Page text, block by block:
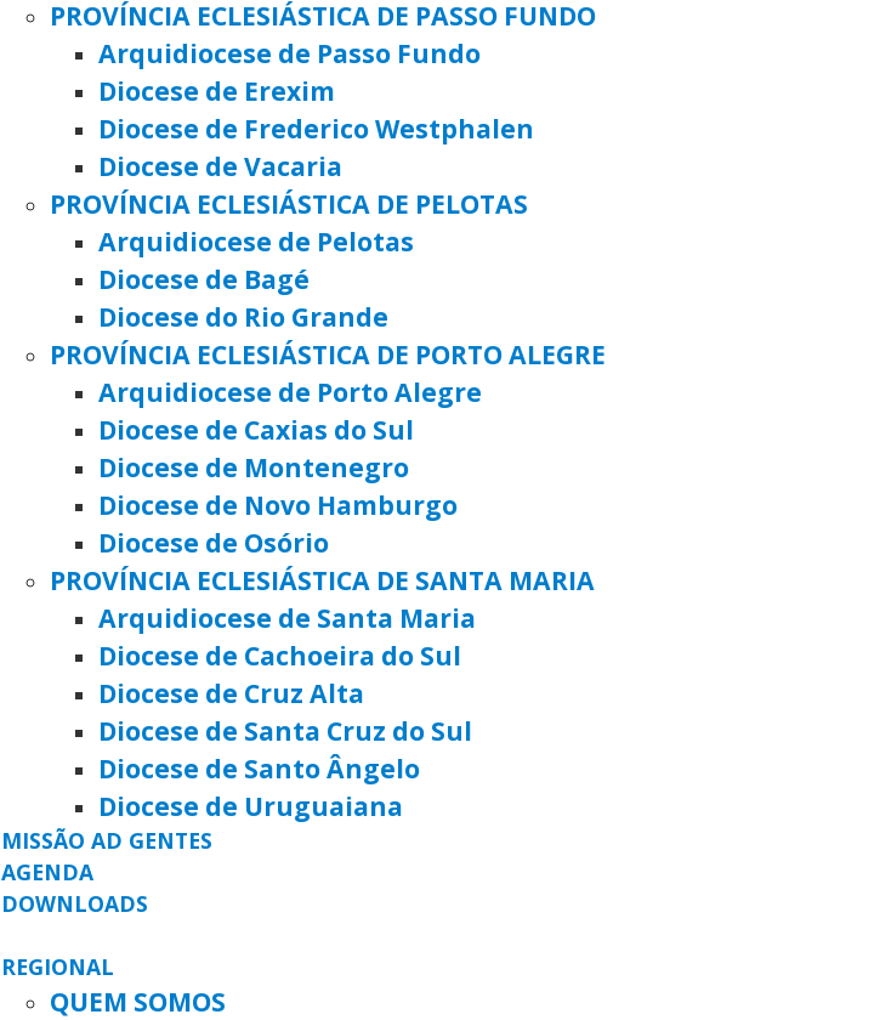
PROVÍNCIA ECLESIÁSTICA DE PASSO FUNDO
Arquidiocese de Passo Fundo
Diocese de Erexim
Diocese de Frederico Westphalen
Diocese de Vacaria
PROVÍNCIA ECLESIÁSTICA DE PELOTAS
Arquidiocese de Pelotas
Diocese de Bagé
Diocese do Rio Grande
PROVÍNCIA ECLESIÁSTICA DE PORTO ALEGRE
Arquidiocese de Porto Alegre
Diocese de Caxias do Sul
Diocese de Montenegro
Diocese de Novo Hamburgo
Diocese de Osório
PROVÍNCIA ECLESIÁSTICA DE SANTA MARIA
Arquidiocese de Santa Maria
Diocese de Cachoeira do Sul
Diocese de Cruz Alta
Diocese de Santa Cruz do Sul
Diocese de Santo Ângelo
Diocese de Uruguaiana
MISSÃO AD GENTES
AGENDA
DOWNLOADS
REGIONAL
QUEM SOMOS